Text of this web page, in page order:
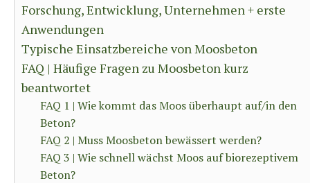
Forschung, Entwicklung, Unternehmen + erste
Anwendungen
Typische Einsatzbereiche von Moosbeton
FAQ | Häufige Fragen zu Moosbeton kurz
beantwortet
FAQ 1 | Wie kommt das Moos überhaupt auf/in den
Beton?
FAQ 2 | Muss Moosbeton bewässert werden?
FAQ 3 | Wie schnell wächst Moos auf biorezeptivem
Beton?